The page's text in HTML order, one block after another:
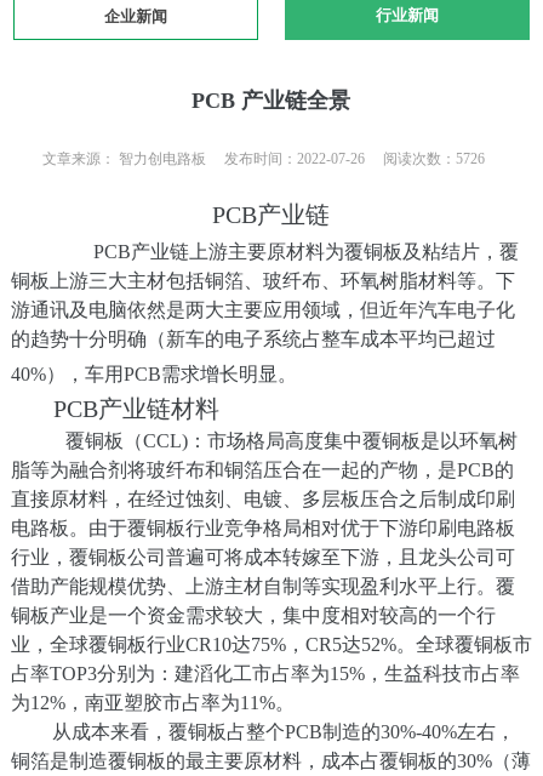
企业新闻 行业新闻
PCB 产业链全景
文章来源： 智力创电路板 发布时间：2022-07-26 阅读次数：5726
PCB产业链
PCB产业链上游主要原材料为覆铜板及粘结片，覆
铜板上游三大主材包括铜箔、玻纤布、环氧树脂材料等。下
游通讯及电脑依然是两大主要应用领域，但近年汽车电子化
的趋势十分明确（新车的电子系统占整车成本平均已超过
40%），车用PCB需求增长明显。
PCB产业链材料
覆铜板（CCL)：市场格局高度集中覆铜板是以环氧树
脂等为融合剂将玻纤布和铜箔压合在一起的产物，是PCB的
直接原材料，在经过蚀刻、电镀、多层板压合之后制成印刷
电路板。由于覆铜板行业竞争格局相对优于下游印刷电路板
行业，覆铜板公司普遍可将成本转嫁至下游，且龙头公司可
借助产能规模优势、上游主材自制等实现盈利水平上行。覆
铜板产业是一个资金需求较大，集中度相对较高的一个行
业，全球覆铜板行业CR10达75%，CR5达52%。全球覆铜板市
占率TOP3分别为：建滔化工市占率为15%，生益科技市占率
为12%，南亚塑胶市占率为11%。
从成本来看，覆铜板占整个PCB制造的30%-40%左右，
铜箔是制造覆铜板的最主要原材料，成本占覆铜板的30%（薄